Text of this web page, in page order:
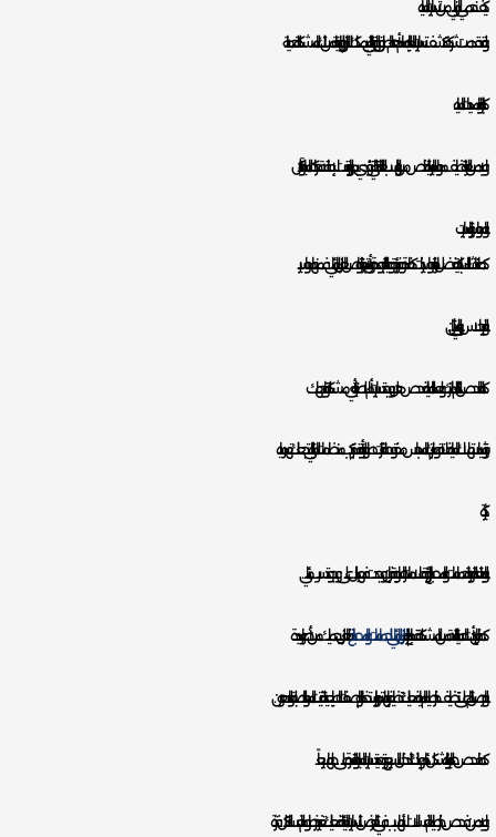
كيف نحمي المباني من تسربات المياه :
و لقد قدمت شركة كشف تسربات المياه بالدمام أهم الطرق الوقاية التي يمكنك الالتزام بها للوقاية من تلك المشكلة لحماية
كما البناء وتمديدات المياه
و لابد من العناية بتنظيف مواسير المياه للتخلص من الرواسب العالقة التي تؤدي بمرور الوقت لإعاقة حركات المياه وتآكل
و المواسير والتسربات.
كما عند انشاء السباكة يفضل اختيار مواسير ذات كفاءة وغير رديئة وعالية الجودة وأن تمتاز بخواص العزل المائي فمنها مواسير
و الفيبر جلاس والبولي إيثلين.
كما الفحص الدائم لمنزلك ولعداد المياه لفحص هل يوجد تسربات أم لا لصيانة أي مشكلة تواجهك.
و ترشيد استهلاك المياه فلا تقوم بترك المحابس مفتوحة لفترات طويلة أو قم بتركيب منظمات المياه التي تجعلك تهدر مياه
كثيرة.
و المتابعة الدورية للحمامات والمطابخ لرؤية علامات الرطوبة فإن وجدت فهذا يدل على وجود تسرب مائي.
كما فإن أردت الحماية التامة من المشكلة قم بإجراءالعزل المائي للحمامات والمطابخفالعزل يحميك من أضرار عديدة.
و الحرص التام على تنظيف خراطيم المياه فعليك تنظيفها بإستمرار واستخدام الوصفات الطبيعية لتفتيت المواد الصلبة والدهون.
كما فحص صنابير المياه بشكل دائم وذلك للتدخل السريع وتحديد تسربات المياه والقدرة على حلها سريعاً.
و لابد من فحص خراطيم الغسالات لأنها سبب في التعرض للتسربات المائية فعليك تغير خرطوم الغسالة كل فترة.